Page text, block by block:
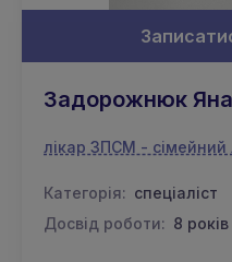
Задорожнюк Яна
лікар ЗПСМ - сімейний
Категорія: спеціаліст
Досвід роботи: 8 років